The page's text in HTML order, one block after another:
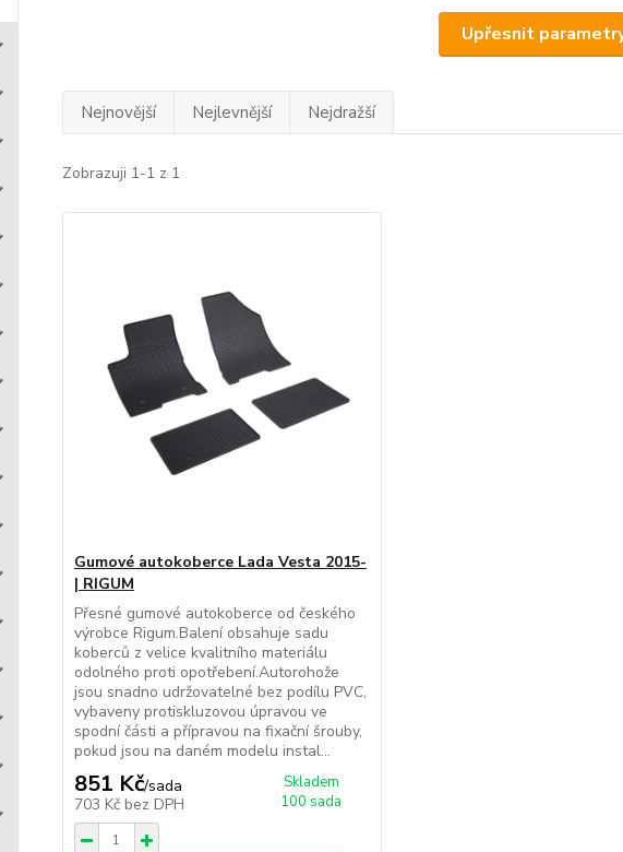
Upřesnit
Nejnovější Nejlevnější Nejdražší
Zobrazuji 1-1 z 1
Gumové autokoberce Lada Vesta 2015-
| RIGUM
Přesné gumové autokoberce od českého
výrobce Rigum.Balení obsahuje sadu
koberců z velice kvalitního materiálu
odolného proti opotřebení.Autorohože
jsou snadno udržovatelné bez podílu PVC,
vybaveny protiskluzovou úpravou ve
spodní části a přípravou na fixační šrouby,
pokud jsou na daném modelu instal...
851 Kč/sada
703 Kč bez DPH
Skladem
100 sada